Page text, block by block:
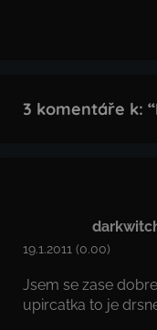
3 komentáře k: “
19.1.2011 (0.00)
Jsem se zase
upircatka to je